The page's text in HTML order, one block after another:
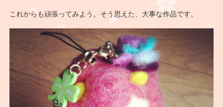
これからも頑張ってみよう。そう思えた、大事な作品です。